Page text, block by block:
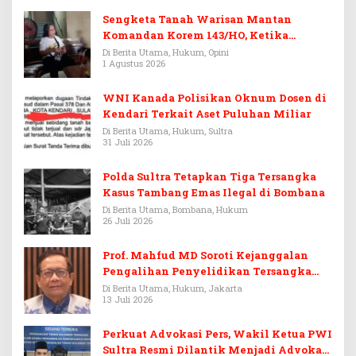
Sengketa Tanah Warisan Mantan
Komandan Korem 143/HO, Ketika
Warisan Menjadi Arena Pemerasan
Di Berita Utama, Hukum, Opini
1 Agustus 2026
WNI Kanada Polisikan Oknum Dosen di
Kendari Terkait Aset Puluhan Miliar
Di Berita Utama, Hukum, Sultra
31 Juli 2026
Polda Sultra Tetapkan Tiga Tersangka
Kasus Tambang Emas Ilegal di Bombana
Di Berita Utama, Bombana, Hukum
26 Juli 2026
Prof. Mahfud MD Soroti Kejanggalan
Pengalihan Penyelidikan Tersangka
Febrie Adriansyah
Di Berita Utama, Hukum, Jakarta
13 Juli 2026
Perkuat Advokasi Pers, Wakil Ketua PWI
Sultra Resmi Dilantik Menjadi Advokat